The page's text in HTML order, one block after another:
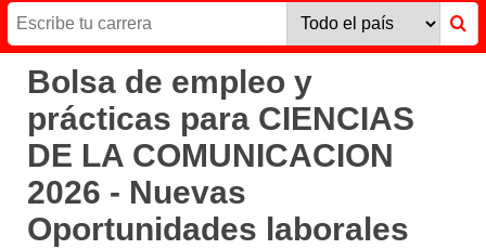
Bolsa de empleo y
prácticas para CIENCIAS
DE LA COMUNICACION
2026 - Nuevas
Oportunidades laborales